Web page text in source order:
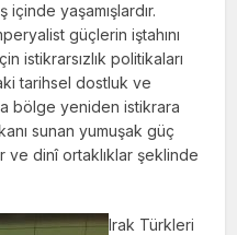
içinde yaşamışlardır.
güçlerin iştahını
istikrarsızlık politikaları
tarihsel dostluk ve
bölge yeniden istikrara
sunan yumuşak güç
ve dinî ortaklıklar şeklinde
Irak Türkleri